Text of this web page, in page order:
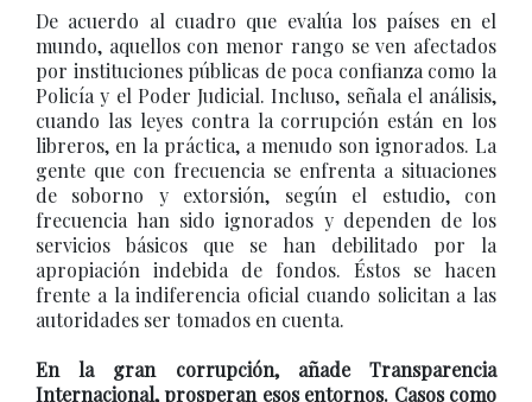
De acuerdo al cuadro que evalúa los países en el
mundo, aquellos con menor rango se ven afectados
por instituciones públicas de poca confianza como la
Policía y el Poder Judicial. Incluso, señala el análisis,
cuando las leyes contra la corrupción están en los
libreros, en la práctica, a menudo son ignorados. La
gente que con frecuencia se enfrenta a situaciones
de soborno y extorsión, según el estudio, con
frecuencia han sido ignorados y dependen de los
servicios básicos que se han debilitado por la
apropiación indebida de fondos. Éstos se hacen
frente a la indiferencia oficial cuando solicitan a las
autoridades ser tomados en cuenta.
En la gran corrupción, añade Transparencia
Internacional, prosperan esos entornos. Casos como